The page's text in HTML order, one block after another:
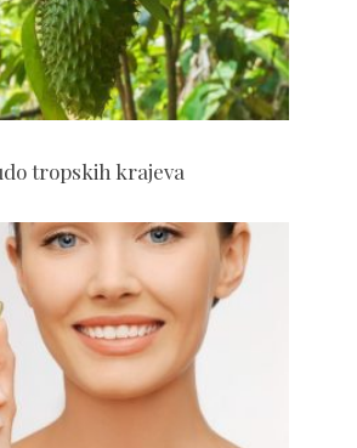
tropskih krajeva